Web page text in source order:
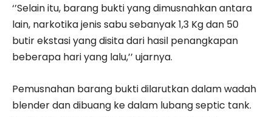
‘’Selain itu, barang bukti yang dimusnahkan antara
lain, narkotika jenis sabu sebanyak 1,3 Kg dan 50
butir ekstasi yang disita dari hasil penangkapan
beberapa hari yang lalu,’’ ujarnya.
Pemusnahan barang bukti dilarutkan dalam wadah
blender dan dibuang ke dalam lubang septic tank.